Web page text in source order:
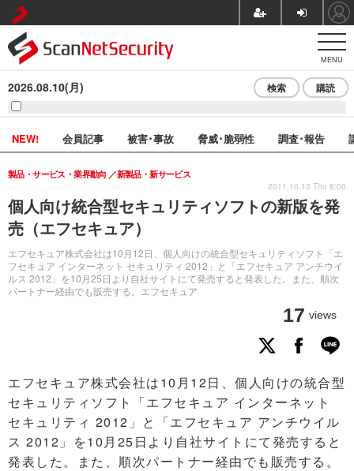
MENU
2026.08.10(月) 検索 購読
NEW! 会員記事 被害･事故 脅威･脆弱性 調査･報告
個人向け統合型セキュリティソフトの新版を発
売（エフセキュア）
エフセキュア株式会社は10月12日、個人向けの統合型セキュリティソフト「エ
フセキュア インターネット セキュリティ 2012」と「エフセキュア アンチウイ
ルス 2012」を10月25日より自社サイトにて発売すると発表した。また、順次
パートナー経由でも販売する。エフセキュア
製品・サービス・業界動向 新製品・新サービス
17 views
2011.10.13 Thu 8:00
エフセキュア株式会社は10月12日、個人向けの統合型
セキュリティソフト「エフセキュア インターネット
セキュリティ 2012」と「エフセキュア アンチウイル
ス 2012」を10月25日より自社サイトにて発売すると
発表した。また、順次パートナー経由でも販売する。